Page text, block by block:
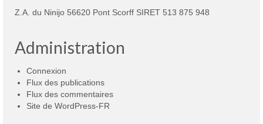
Z.A. du Ninijo 56620 Pont Scorff SIRET 513 875 948
Administration
Connexion
Flux des publications
Flux des commentaires
Site de WordPress-FR